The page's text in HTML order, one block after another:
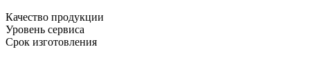
Качество продукции
Уровень сервиса
Срок изготовления